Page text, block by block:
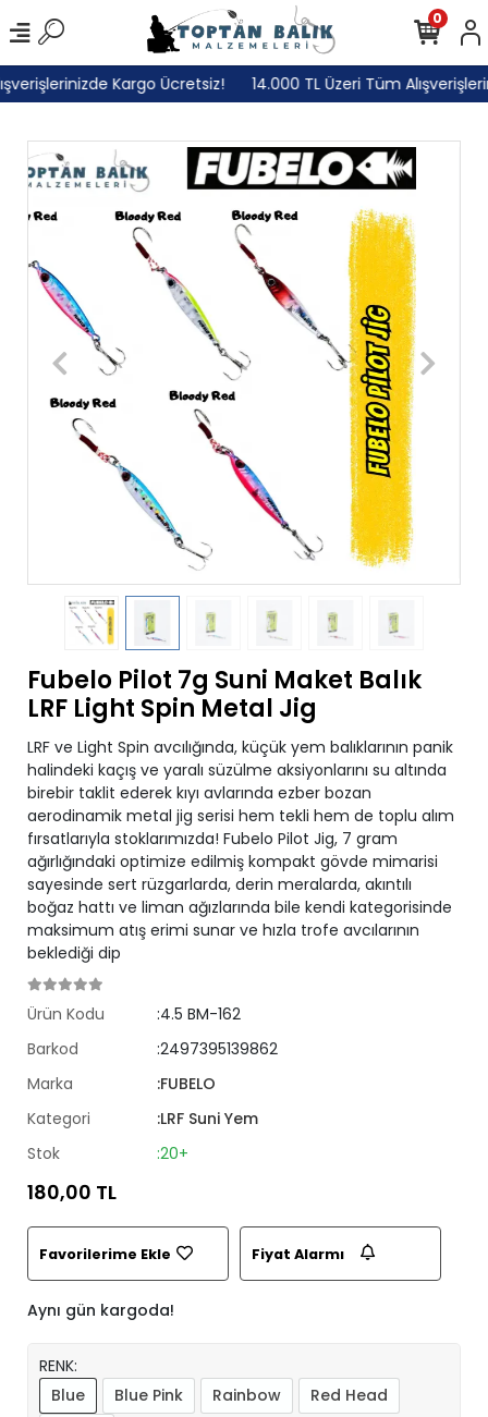
Kargo Ücretsiz! 14.000 TL Üzeri Tüm
0
Fubelo Pilot 7g Suni Maket Balık
LRF Light Spin Metal Jig
LRF ve Light Spin avcılığında, küçük yem balıklarının panik
halindeki kaçış ve yaralı süzülme aksiyonlarını su altında
birebir taklit ederek kıyı avlarında ezber bozan
aerodinamik metal jig serisi hem tekli hem de toplu alım
fırsatlarıyla stoklarımızda! Fubelo Pilot Jig, 7 gram
ağırlığındaki optimize edilmiş kompakt gövde mimarisi
sayesinde sert rüzgarlarda, derin meralarda, akıntılı
boğaz hattı ve liman ağızlarında bile kendi kategorisinde
maksimum atış erimi sunar ve hızla trofe avcılarının
beklediği dip
Ürün Kodu
:4.5 BM-162
Barkod
:2497395139862
Marka
:FUBELO
Kategori
:LRF Suni Yem
Stok
:20+
180,00 TL
Favorilerime Ekle Fiyat Alarmı
Aynı gün kargoda!
RENK:
Blue
Blue Pink Rainbow
Red Head